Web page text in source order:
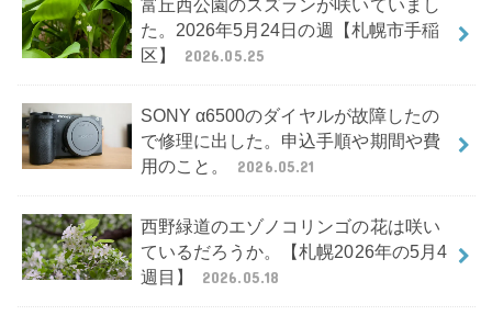
富丘西公園のスズランが咲いていまし
た。2026年5月24日の週【札幌市手稲
区】
2026.05.25
SONY α6500のダイヤルが故障したの
で修理に出した。申込手順や期間や費
用のこと。
2026.05.21
西野緑道のエゾノコリンゴの花は咲い
ているだろうか。【札幌2026年の5月4
週目】
2026.05.18